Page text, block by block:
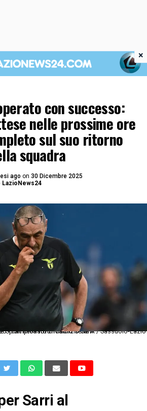
con successo:
nelle prossime ore
sul suo ritorno
squadra
ago on 30 Dicembre 2025
LazioNews24
Lazio / foto Cristiano Mazzi/Image Sport nella foto: Maurizio Sarri
Sarri al
×